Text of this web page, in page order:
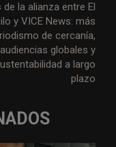
de la alianza entre El
y VICE News: más
de cercanía,
audiencias globales y
a largo
plazo